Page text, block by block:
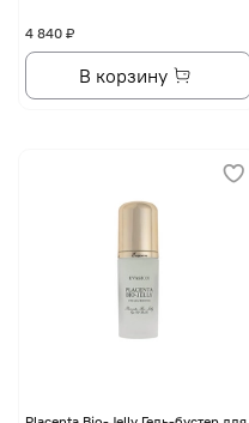
4 840 ₽
В корзину